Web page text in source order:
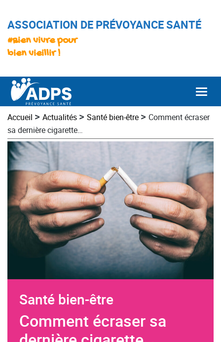
ASSOCIATION DE PRÉVOYANCE SANTÉ
#Bien vivre pour
bien vieillir !
Accueil > Actualités > Santé bien-être > Comment écraser
sa dernière cigarette…
Santé bien-être
Comment écraser sa